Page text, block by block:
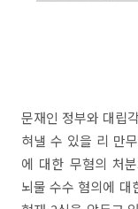
문재인 정부와 대립
혀낼 수 있을 리 만
에 대한 무혐의 처
뇌물 수수 혐의에 대